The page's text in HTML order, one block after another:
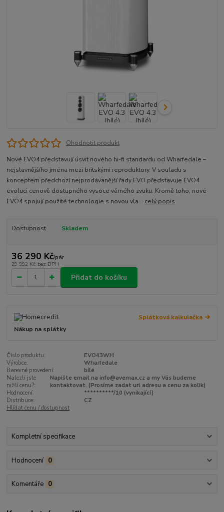
Ohodnotit produkt
Nové EVO4 představují úsvit nového hi-fi standardu od Wharfedale –
nejslavnějšího jména mezi britskými reproduktory. V souladu s
konceptem předchozí nejprodávanější řady EVO představuje EVO4
evoluci cenově dostupného vysoce věrného zvuku. Kromě toho, nové
EVO4 spojují použité technologie s novou vla... celý popis
Dostupnost Skladem
36 290 Kč/pár
29 992 Kč bez DPH
Přidat do košíku
Splátková kalkulačka
Nákup na splátky
Číslo produktu:
EVO43WH
Výrobce:
Wharfedale
Barevné provedení:
bílé
Nalezli jste
nižší cenu?:
Napište email na info@avemax.cz a my Vás budeme
kontaktovat. (Prosíme zadat url adresu a cenu za kolik)
Hodnocení:
**********/10 (vynikající)
Distribuce:
CZ
Hlídat cenu / dostupnost
Kompletní specifikace
Hodnocení 0
Komentáře 0